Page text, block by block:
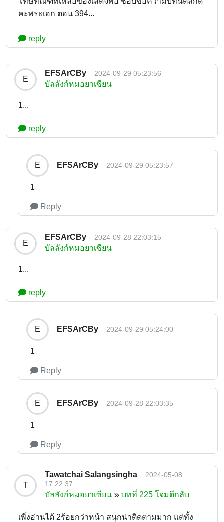
คะพระเอก ตอน 394...
reply
E
EFSArCBy 2024-09-29 05:23:56
บัลลังก์หมอยาเซียน
1...
reply
E EFSArCBy 2024-09-29 05:23:57
1
Reply
E
EFSArCBy 2024-09-28 22:03:15
บัลลังก์หมอยาเซียน
1...
reply
E EFSArCBy 2024-09-29 05:24:00
1
Reply
E EFSArCBy 2024-09-28 22:03:35
1
Reply
T
Tawatchai Salangsingha
2024-05-08
17:22:37
บัลลังก์หมอยาเซียน บทที่ 225 โจมตีกลับ
เพิ่งอ่านได้ 2ร้อยกว่าหน้า สนุกน่าติดตามมาก แต่ทั้ง